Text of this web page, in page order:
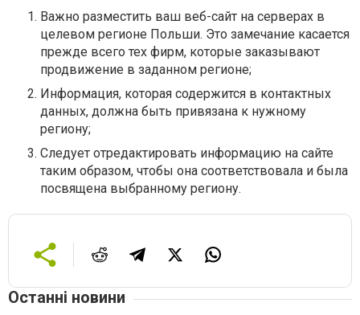
Важно разместить ваш веб-сайт на серверах в
целевом регионе Польши. Это замечание касается
прежде всего тех фирм, которые заказывают
продвижение в заданном регионе;
Информация, которая содержится в контактных
данных, должна быть привязана к нужному
региону;
Следует отредактировать информацию на сайте
таким образом, чтобы она соответствовала и была
посвящена выбранному региону.
Останні новини